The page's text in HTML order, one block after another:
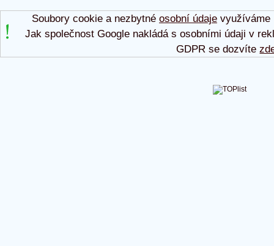
Soubory cookie a nezbytné osobní údajevyužíváme
Jak společnost Google nakládá s osobními údaji v
GDPR se dozvíte